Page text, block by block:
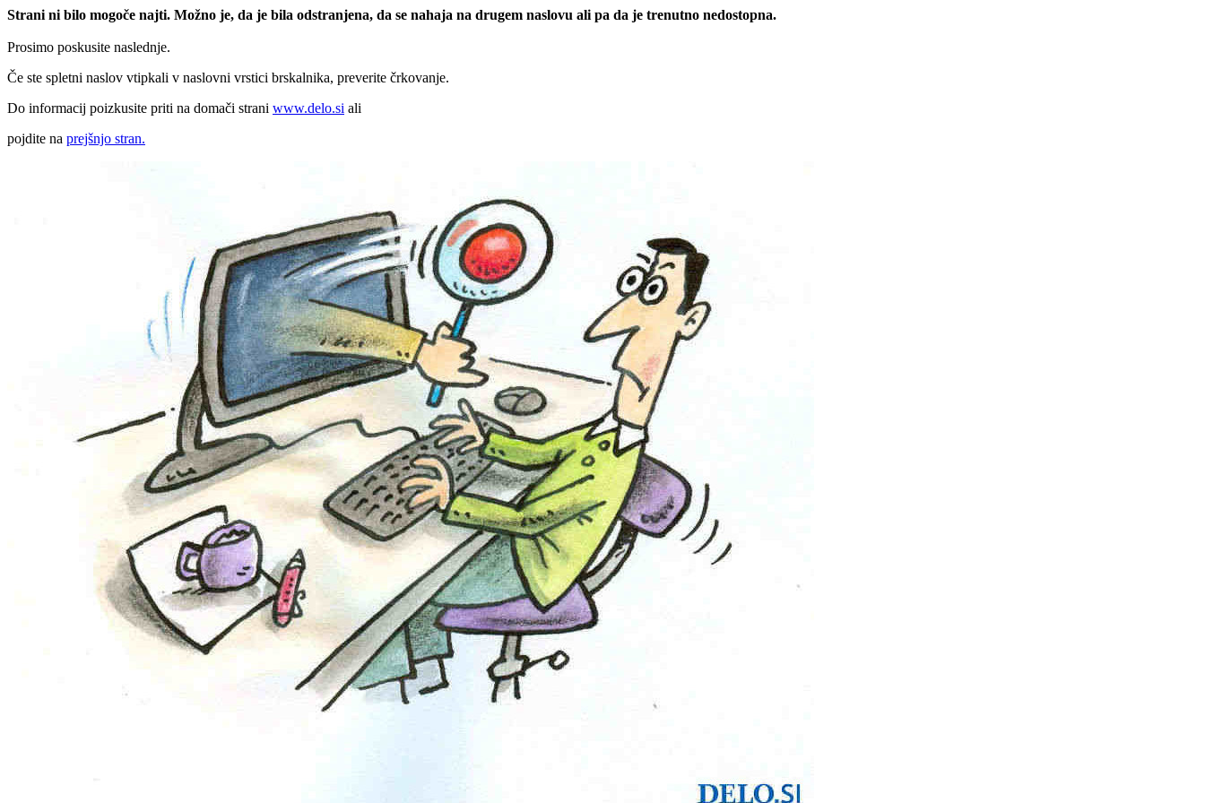
Strani ni bilo mogoče najti. Možno je, da je bila odstranjena, da se nahaja na drugem naslovu ali pa da je trenutno nedostopna.
Prosimo poskusite naslednje.
Če ste spletni naslov vtipkali v naslovni vrstici brskalnika, preverite črkovanje.
Do informacij poizkusite priti na domači strani www.delo.si ali
pojdite na prejšnjo stran.